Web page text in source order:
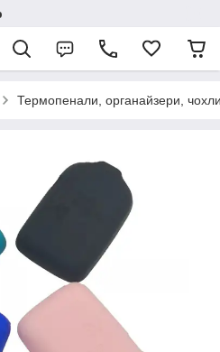
Термопенали, органайзери,